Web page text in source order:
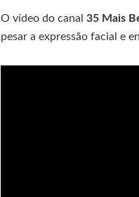
O vídeo do canal 35 Mais
pesar a expressão facial e